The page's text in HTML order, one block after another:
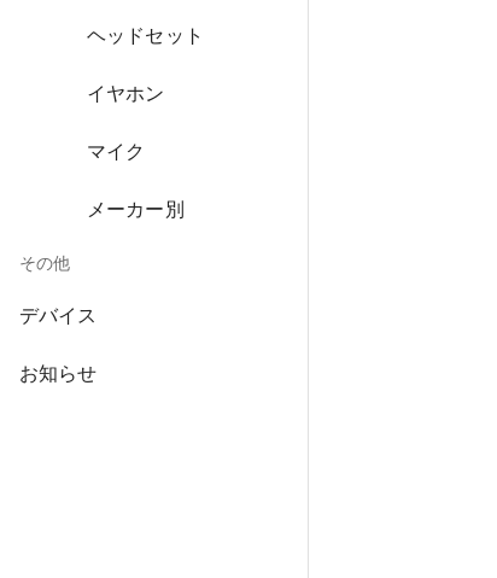
ヘッドセット
イヤホン
マイク
メーカー別
その他
デバイス
お知らせ